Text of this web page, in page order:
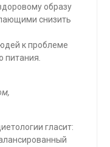
образу
снизить
к проблеме
питания
гласит: